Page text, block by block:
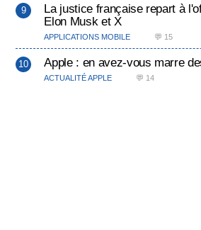
La justice française repart à
Elon Musk et X
APPLICATIONS MOBILE 💬 15
Apple : en avez-vous marre
ACTUALITÉ APPLE 💬 14